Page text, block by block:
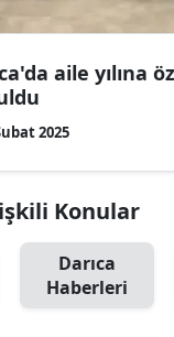
aile yılına
2025
Konular
Darıca
Haberleri